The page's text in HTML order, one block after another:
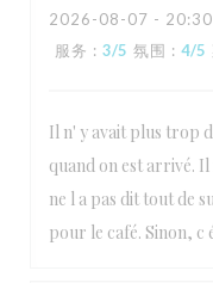
2026-08-07 -
服务 : 3/5 氛围 : 4/5
Il n' y avait plus trop
quand on est arrivé.
ne l a pas dit tout de
pour le café. Sinon, c